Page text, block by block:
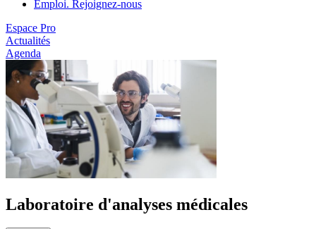
Emploi. Rejoignez-nous
Espace Pro
Actualités
Agenda
Laboratoire d'analyses médicales